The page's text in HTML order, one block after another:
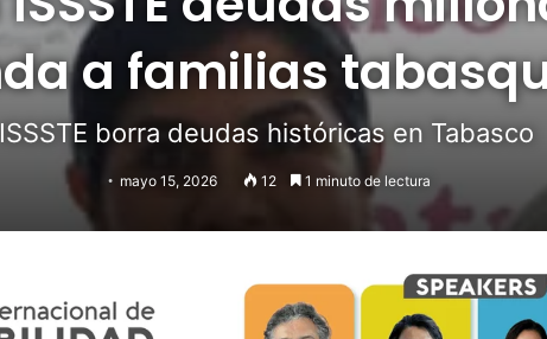
a familias
ISSSTE borra deudas históricas en Tabasco
mayo 15, 2026 12 1 minuto de lectura